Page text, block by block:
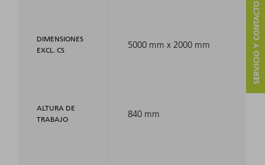
DIMENSIONES
EXCL. CS
ALTURA DE
TRABAJO
5000 mm x 2000 mm
840 mm
SERVICIO Y CONTACTO